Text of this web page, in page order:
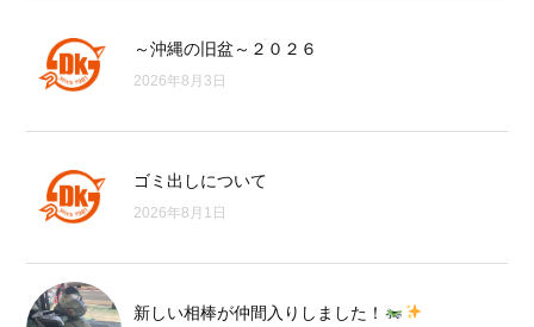
～沖縄の旧盆～２０２６
2026年8月3日
ゴミ出しについて
2026年8月1日
新しい相棒が仲間入りしました！